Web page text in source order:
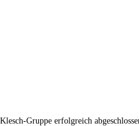
Gruppe erfolgreich